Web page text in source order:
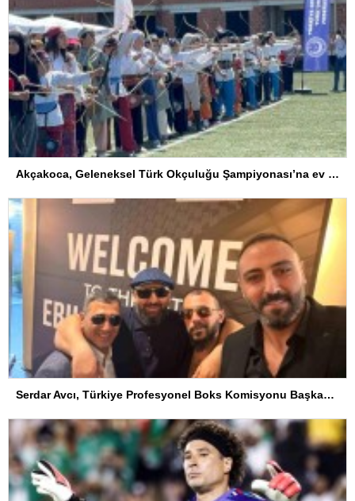
Akçakoca, Geleneksel Türk Okçuluğu Şampiyonası’na ev sahipliği yapıyor
Serdar Avcı, Türkiye Profesyonel Boks Komisyonu Başkanı Seçildi